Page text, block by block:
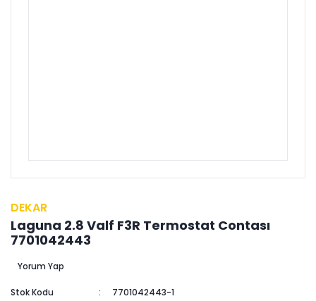
DEKAR
Laguna 2.8 Valf F3R Termostat Contası
7701042443
Yorum Yap
Stok Kodu
7701042443-1